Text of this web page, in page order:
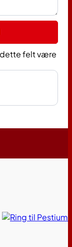
dette felt være